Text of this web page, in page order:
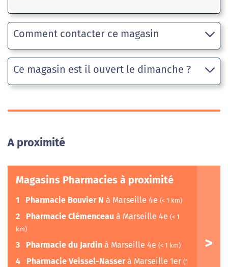
Comment contacter ce magasin
Ce magasin est il ouvert le dimanche ?
A proximité
Magasins Pharmacies à proximité
1 Pharmacie Bouvier N à Marseille 4e (< 1 km)
2 Pharmacie Clémenceau à Marseille 4e (< 1
km)
3 Pharmacie du Jardin à Marseille 4e (< 1 km)
4 Pharmacie Veissel-Nasserà Marseille 1er (1